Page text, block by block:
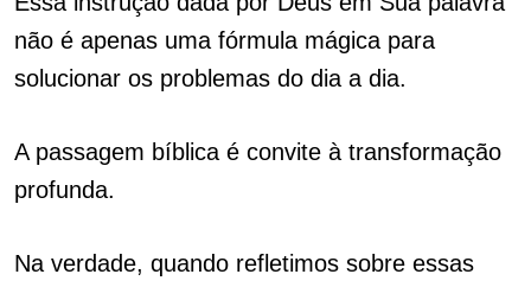
não é apenas uma fórmula mágica para
solucionar os problemas do dia a dia.
A passagem bíblica é convite à transformação
profunda.
Na verdade, quando refletimos sobre essas